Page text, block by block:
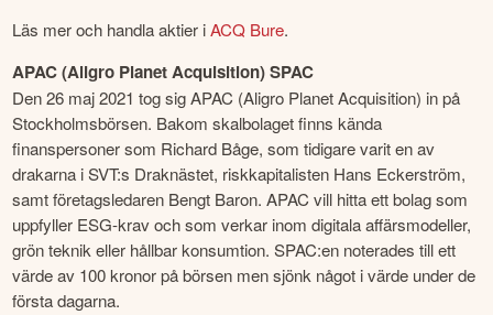
Läs mer och handla aktier i ACQ Bure.
APAC (Aligro Planet Acquisition) SPAC
Den 26 maj 2021 tog sig APAC (Aligro Planet Acquisition) in på
Stockholmsbörsen. Bakom skalbolaget finns kända
finanspersoner som Richard Båge, som tidigare varit en av
drakarna i SVT:s Draknästet, riskkapitalisten Hans Eckerström,
samt företagsledaren Bengt Baron. APAC vill hitta ett bolag som
uppfyller ESG-krav och som verkar inom digitala affärsmodeller,
grön teknik eller hållbar konsumtion. SPAC:en noterades till ett
värde av 100 kronor på börsen men sjönk något i värde under de
första dagarna.